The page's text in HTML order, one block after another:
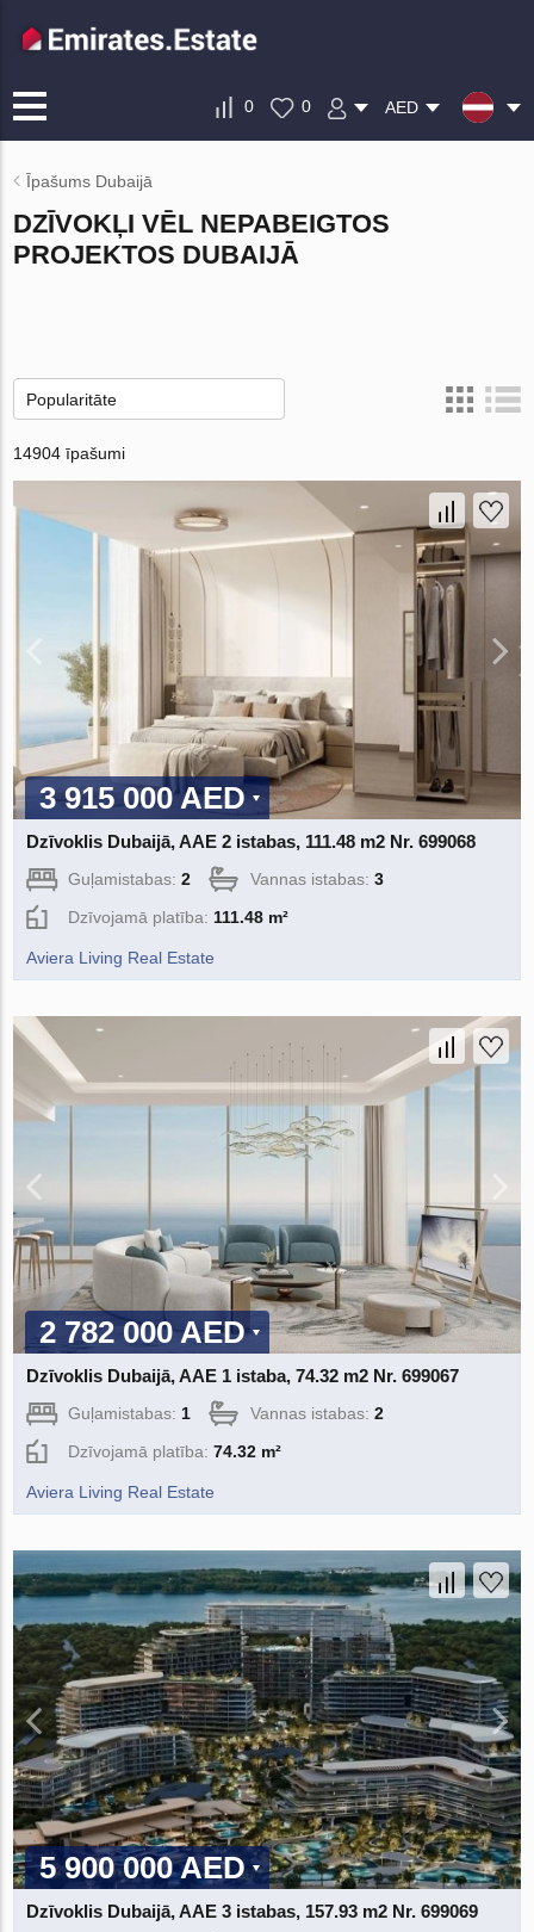
0 0 AED
Īpašums Dubaijā
DZĪVOKĻI VĒL NEPABEIGTOS
PROJEKTOS DUBAIJĀ
14904 īpašumi
3 915 000 AED
Dzīvoklis Dubaijā, AAE 2 istabas, 111.48 m2 Nr. 699068
Guļamistabas:2 Vannas istabas:3
Dzīvojamā platība: 111.48 m²
Aviera Living Real Estate
2 782 000 AED
Dzīvoklis Dubaijā, AAE 1 istaba, 74.32 m2 Nr. 699067
Guļamistabas:1 Vannas istabas:2
Dzīvojamā platība:74.32 m²
Aviera Living Real Estate
5 900 000 AED
Dzīvoklis Dubaijā, AAE 3 istabas, 157.93 m2 Nr. 699069